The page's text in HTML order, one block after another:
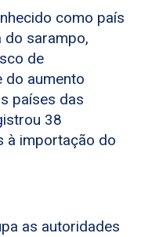
como país
do sarampo,
de
do aumento
países das
38
à importação do
as autoridades